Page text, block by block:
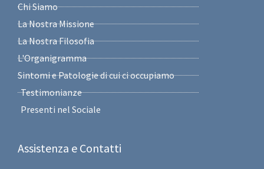
Chi Siamo
La Nostra Missione
La Nostra Filosofia
L'Organigramma
Sintomi e Patologie di cui ci occupiamo
Testimonianze
Presenti nel Sociale
Assistenza e Contatti